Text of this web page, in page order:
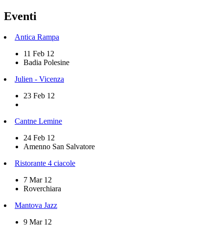
Eventi
Antica Rampa
11 Feb 12
Badia Polesine
Julien - Vicenza
23 Feb 12
Cantne Lemine
24 Feb 12
Amenno San Salvatore
Ristorante 4 ciacole
7 Mar 12
Roverchiara
Mantova Jazz
9 Mar 12